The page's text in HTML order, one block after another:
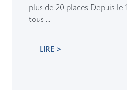
plus de 20 places Depuis le
tous ...
LIRE >